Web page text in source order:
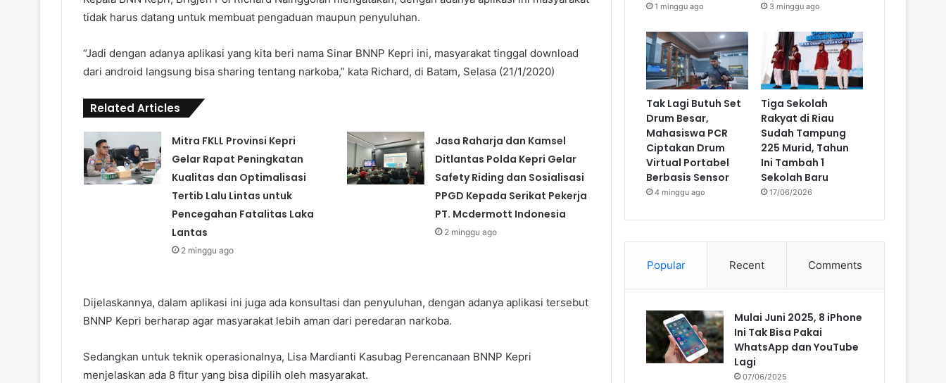
tidak harus datang untuk membuat pengaduan maupun penyuluhan.
“Jadi dengan adanya aplikasi yang kita beri nama Sinar BNNP Kepri ini, masyarakat tinggal download
dari android langsung bisa sharing tentang narkoba,” kata Richard, di Batam, Selasa (21/1/2020)
Related Articles
Mitra FKLL Provinsi Kepri
Gelar Rapat Peningkatan
Kualitas dan Optimalisasi
Tertib Lalu Lintas untuk
Pencegahan Fatalitas Laka
Lantas
2 minggu ago
Jasa Raharja dan Kamsel
Ditlantas Polda Kepri Gelar
Safety Riding dan Sosialisasi
PPGD Kepada Serikat Pekerja
PT. Mcdermott Indonesia
2 minggu ago
Dijelaskannya, dalam aplikasi ini juga ada konsultasi dan penyuluhan, dengan adanya aplikasi tersebut
BNNP Kepri berharap agar masyarakat lebih aman dari peredaran narkoba.
Sedangkan untuk teknik operasionalnya, Lisa Mardianti Kasubag Perencanaan BNNP Kepri
menjelaskan ada 8 fitur yang bisa dipilih oleh masyarakat.
1 minggu ago 3 minggu ago
Tak Lagi Butuh Set
Drum Besar,
Mahasiswa PCR
Ciptakan Drum
Virtual Portabel
Berbasis Sensor
4 minggu ago
Tiga Sekolah
Rakyat di Riau
Sudah Tampung
225 Murid, Tahun
Ini Tambah 1
Sekolah Baru
17/06/2026
Popular Recent Comments
Mulai Juni 2025, 8 iPhone
Ini Tak Bisa Pakai
WhatsApp dan YouTube
Lagi
07/06/2025